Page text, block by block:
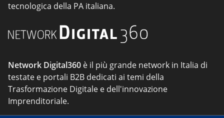
tecnologica della PA italiana.
Network Digital360 è il più grande network in Italia di
testate e portali B2B dedicati ai temi della
Trasformazione Digitale e dell'innovazione
Imprenditoriale.